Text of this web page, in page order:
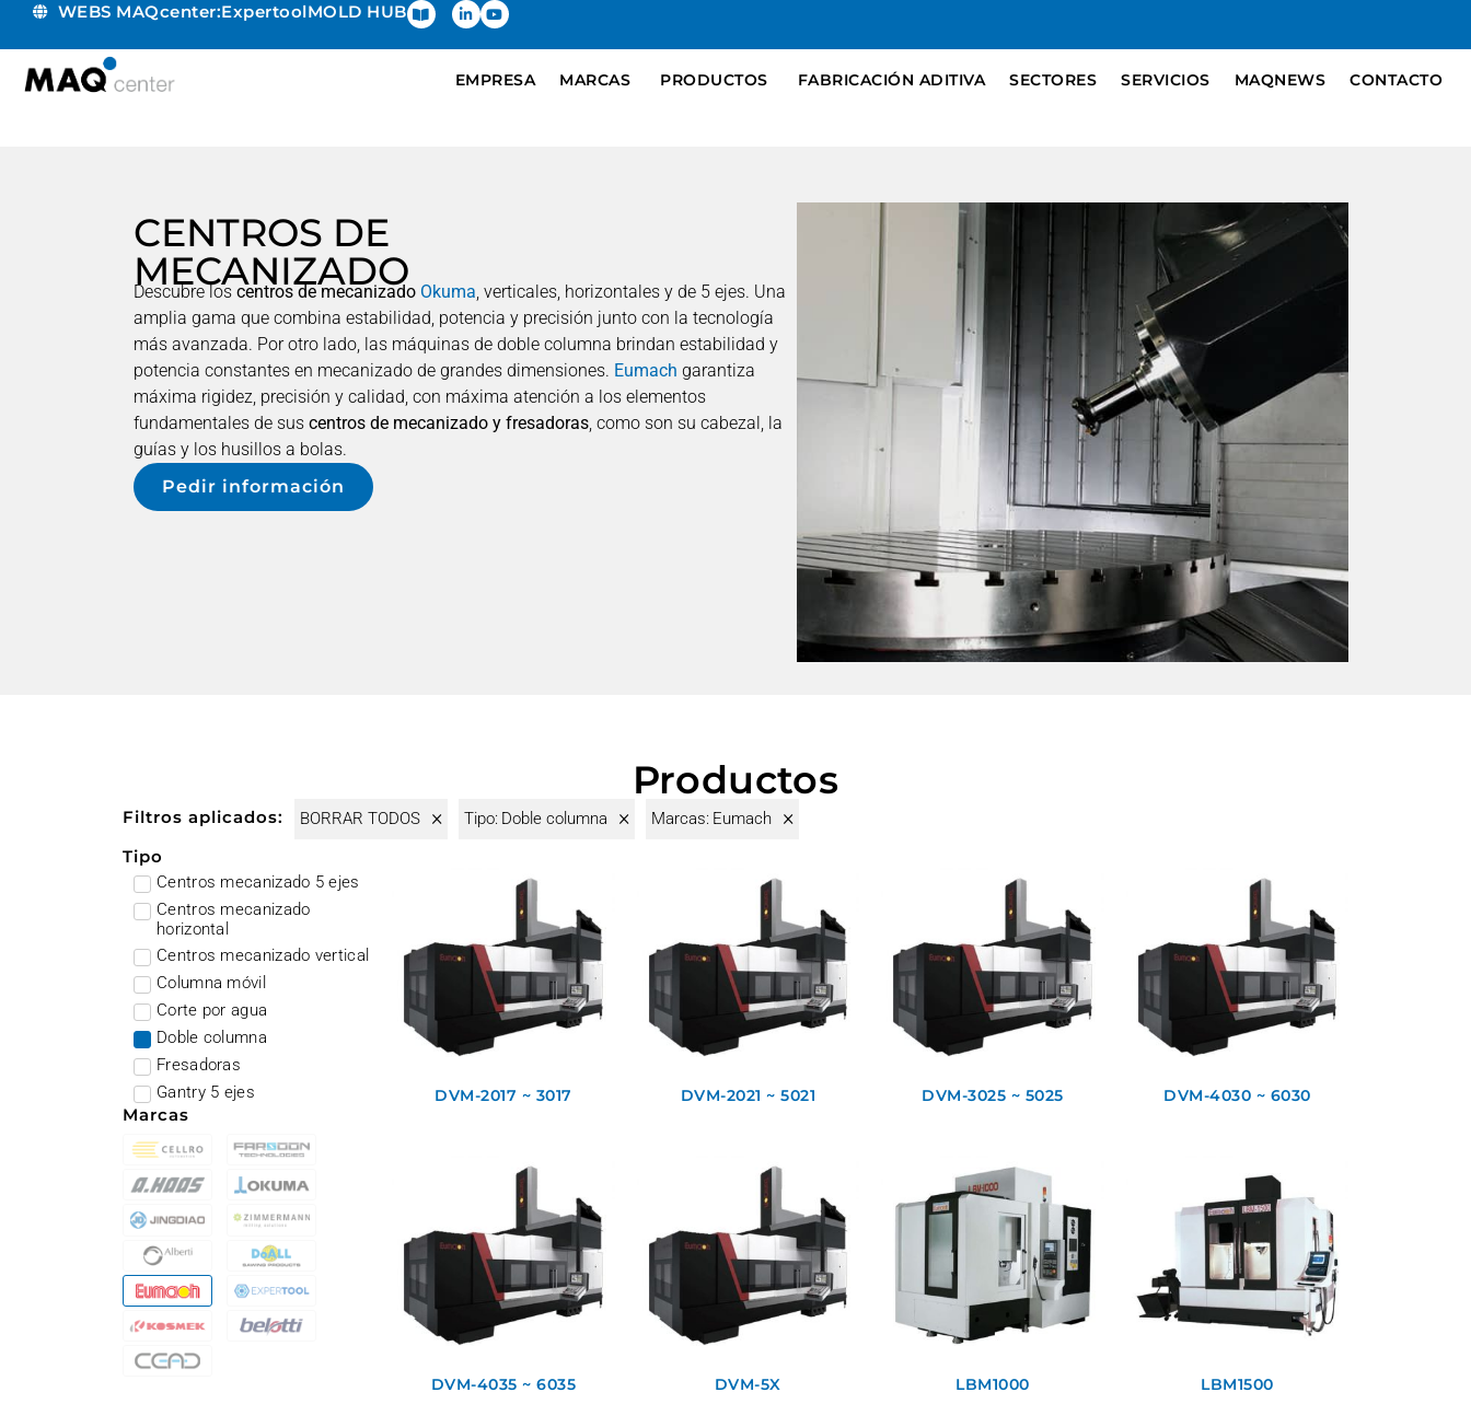
WEBS MAQcenter:ExpertoolMOLD HUB
EMPRESA MARCAS PRODUCTOS FABRICACIÓN ADITIVA SECTORES SERVICIOS MAQNEWS CONTACTO
CENTROS DE
MECANIZADO
Descubre los centros de mecanizado Okuma, verticales, horizontales y de 5 ejes. Una
amplia gama que combina estabilidad, potencia y precisión junto con la tecnología
más avanzada. Por otro lado, las máquinas de doble columna brindan estabilidad y
potencia constantes en mecanizado de grandes dimensiones. Eumach garantiza
máxima rigidez, precisión y calidad, con máxima atención a los elementos
fundamentales de sus centros de mecanizado y fresadoras, como son su cabezal, la
guías y los husillos a bolas.
Pedir información
Productos
Filtros aplicados: BORRAR TODOS × Tipo: Doble columna × Marcas: Eumach ×
Tipo
Centros mecanizado 5 ejes
Centros mecanizado
horizontal
Centros mecanizado vertical
Columna móvil
Corte por agua
Doble columna
Fresadoras
Gantry 5 ejes
Marcas
DVM-2017 ~ 3017 DVM-2021 ~ 5021 DVM-3025 ~ 5025 DVM-4030 ~ 6030
DVM-4035 ~ 6035 DVM-5X LBM1000 LBM1500